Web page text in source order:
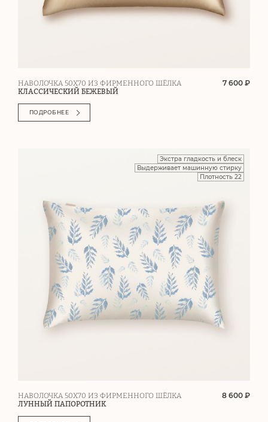
НАВОЛОЧКА 50Х70 ИЗ ФИРМЕННОГО ШЁЛКА
КЛАССИЧЕСКИЙ БЕЖЕВЫЙ
7 600 ₽
ПОДРОБНЕЕ
Экстра гладкость и блеск
Выдерживает машинную стирку
Плотность 22
НАВОЛОЧКА 50Х70 ИЗ ФИРМЕННОГО ШЁЛКА
ЛУННЫЙ ПАПОРОТНИК
8 600 ₽